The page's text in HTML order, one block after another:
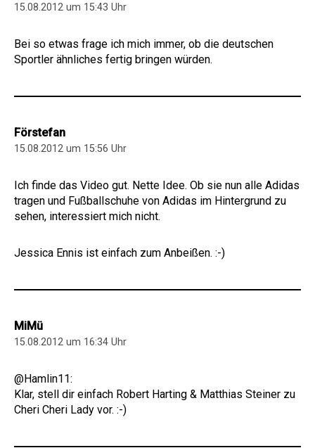
15.08.2012 um 15:43 Uhr
Bei so etwas frage ich mich immer, ob die deutschen
Sportler ähnliches fertig bringen würden.
Förstefan
15.08.2012 um 15:56 Uhr
Ich finde das Video gut. Nette Idee. Ob sie nun alle Adidas
tragen und Fußballschuhe von Adidas im Hintergrund zu
sehen, interessiert mich nicht.
Jessica Ennis ist einfach zum Anbeißen. :-)
MiMü
15.08.2012 um 16:34 Uhr
@Hamlin11:
Klar, stell dir einfach Robert Harting & Matthias Steiner zu
Cheri Cheri Lady vor. :-)